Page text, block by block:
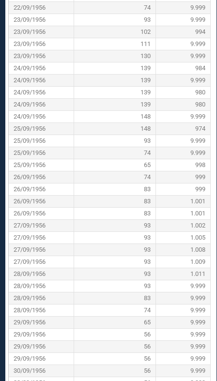
22/09/1956
74
9.999
23/09/1956
93
9.999
23/09/1956
102
994
23/09/1956
111
9.999
23/09/1956
130
9.999
24/09/1956
139
984
24/09/1956
139
9.999
24/09/1956
139
980
24/09/1956
139
980
24/09/1956
148
9.999
25/09/1956
148
974
25/09/1956
93
9.999
25/09/1956
74
9.999
25/09/1956
65
998
26/09/1956
74
999
26/09/1956
83
999
26/09/1956
83
1.001
26/09/1956
83
1.001
27/09/1956
93
1.002
27/09/1956
93
1.005
27/09/1956
93
1.008
27/09/1956
93
1.009
28/09/1956
93
1.011
28/09/1956
93
9.999
28/09/1956
83
9.999
28/09/1956
74
9.999
29/09/1956
65
9.999
29/09/1956
56
9.999
29/09/1956
56
9.999
29/09/1956
56
9.999
30/09/1956
56
9.999